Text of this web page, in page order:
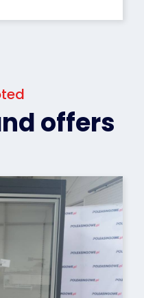
offers